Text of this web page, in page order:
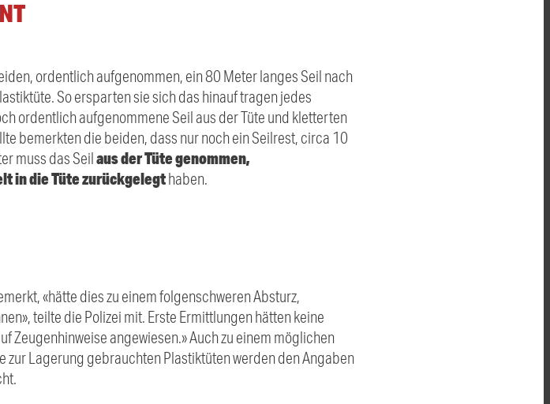
ordentlich aufgenommen, ein 80 Meter langes Seil nach
So ersparten sie sich das hinauf tragen jedes
ordentlich aufgenommene Seil aus der Tüte und kletterten
bemerkten die beiden, dass nur noch ein Seilrest, circa 10
muss das Seilaus der Tüte genommen,
in die Tüte zurückgelegthaben.
«hätte dies zu einem folgenschweren Absturz,
teilte die Polizei mit. Erste Ermittlungen hätten keine
Zeugenhinweise angewiesen.» Auch zu einem möglichen
zur Lagerung gebrauchten Plastiktüten werden den Angaben